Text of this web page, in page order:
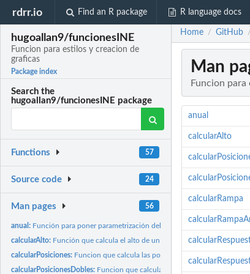
rdrr.io Find an R package R language docs
hugoallan9/funcionesINE
Funcion para estilos y creacion de
graficas
Package index
Search the
hugoallan9/funcionesINE package
Functions 57
Source code 24
Man pages 56
anual: Función para poner parametrización del formato anual
calcularAlto: Función que calcula el alto de un cuadrado de texto dentro
calcularPosiciones: Funcion que calcula las posiciones para las etiquetas
calcularPosicionesDobles: Funcion que calcula las posiciones para las
Home / GitHub /
Man
Funcion
anual
calcularAlto
calcularRampa